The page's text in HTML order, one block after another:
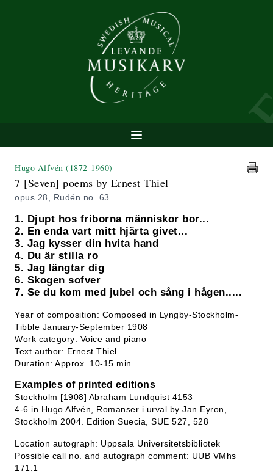
Hugo Alfvén (1872-1960)
7 [Seven] poems by Ernest Thiel
opus 28, Rudén no. 63
1. Djupt hos friborna människor bor...
2. En enda vart mitt hjärta givet...
3. Jag kysser din hvita hand
4. Du är stilla ro
5. Jag längtar dig
6. Skogen sofver
7. Se du kom med jubel och sång i hågen.....
Year of composition: Composed in Lyngby-Stockholm-
Tibble January-September 1908
Work category: Voice and piano
Text author: Ernest Thiel
Duration: Approx. 10-15 min
Examples of printed editions
Stockholm [1908] Abraham Lundquist 4153
4-6 in Hugo Alfvén, Romanser i urval by Jan Eyron,
Stockholm 2004. Edition Suecia, SUE 527, 528
Location autograph: Uppsala Universitetsbibliotek
Possible call no. and autograph comment: UUB VMhs
171:1